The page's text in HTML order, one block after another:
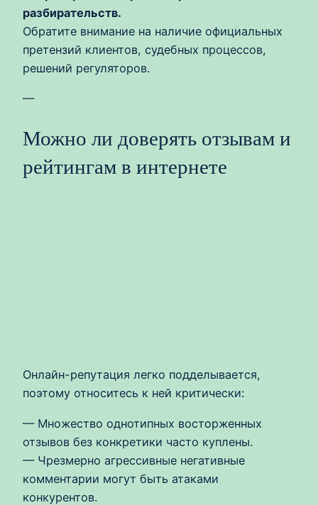
разбирательств.
Обратите внимание на наличие официальных
претензий клиентов, судебных процессов,
решений регуляторов.
—
Можно ли доверять отзывам и
рейтингам в интернете
Онлайн-репутация легко подделывается,
поэтому относитесь к ней критически:
— Множество однотипных восторженных
отзывов без конкретики часто куплены.
— Чрезмерно агрессивные негативные
комментарии могут быть атаками
конкурентов.